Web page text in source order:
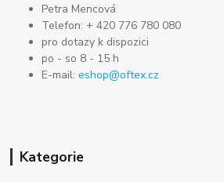
Petra Mencová
Telefon: + 420 776 780 080
pro dotazy k dispozici
po - so 8 - 15 h
E-mail:eshop@oftex.cz
Kategorie